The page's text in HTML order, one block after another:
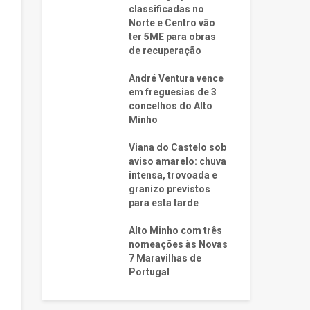
classificadas no
Norte e Centro vão
ter 5ME para obras
de recuperação
André Ventura vence
em freguesias de 3
concelhos do Alto
Minho
Viana do Castelo sob
aviso amarelo: chuva
intensa, trovoada e
granizo previstos
para esta tarde
Alto Minho com três
nomeações às Novas
7 Maravilhas de
Portugal